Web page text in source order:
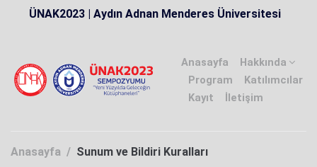
ÜNAK2023 | Aydın Adnan Menderes Üniversitesi
Anasayfa
Hakkında
Program
Katılımcılar
Kayıt
İletişim
Anasayfa / Sunum ve Bildiri Kuralları